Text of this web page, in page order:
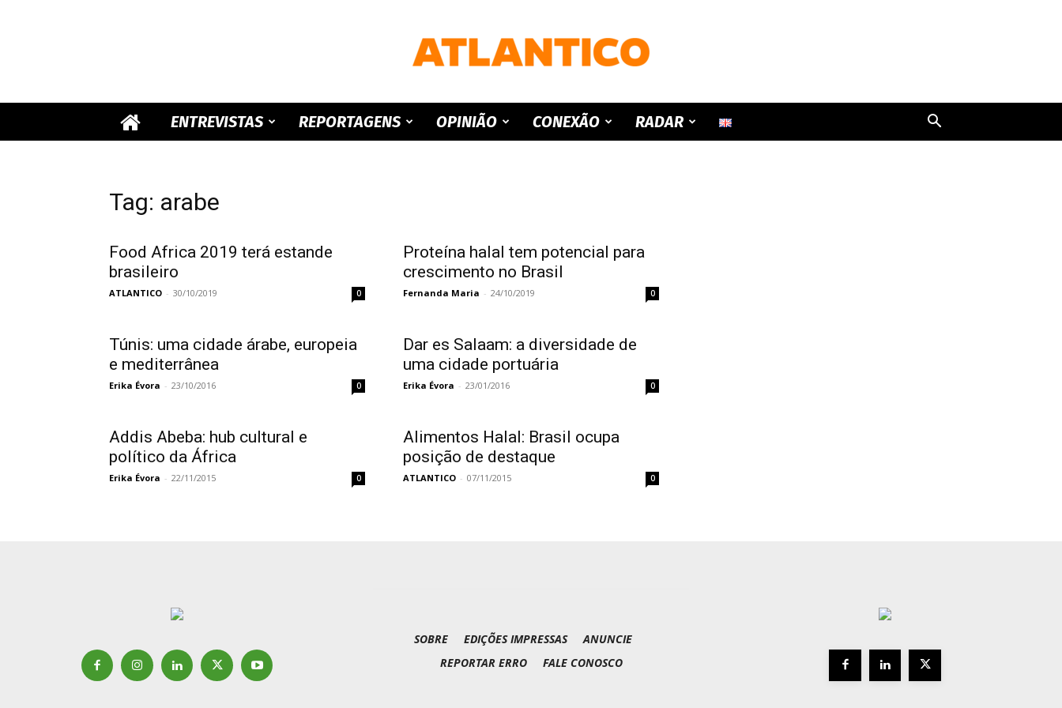
ATLANTICO
ENTREVISTAS REPORTAGENS OPINIÃO CONEXÃO RADAR
Tag: arabe
Food Africa 2019 terá estande
brasileiro
ATLANTICO - 30/10/2019 0
Proteína halal tem potencial para
crescimento no Brasil
Fernanda Maria - 24/10/2019 0
Túnis: uma cidade árabe, europeia
e mediterrânea
Erika Évora - 23/10/2016 0
Dar es Salaam: a diversidade de
uma cidade portuária
Erika Évora - 23/01/2016 0
Addis Abeba: hub cultural e
político da África
Erika Évora - 22/11/2015 0
Alimentos Halal: Brasil ocupa
posição de destaque
ATLANTICO - 07/11/2015 0
SOBRE EDIÇÕES IMPRESSAS
ANUNCIE
REPORTAR ERRO
FALE CONOSCO